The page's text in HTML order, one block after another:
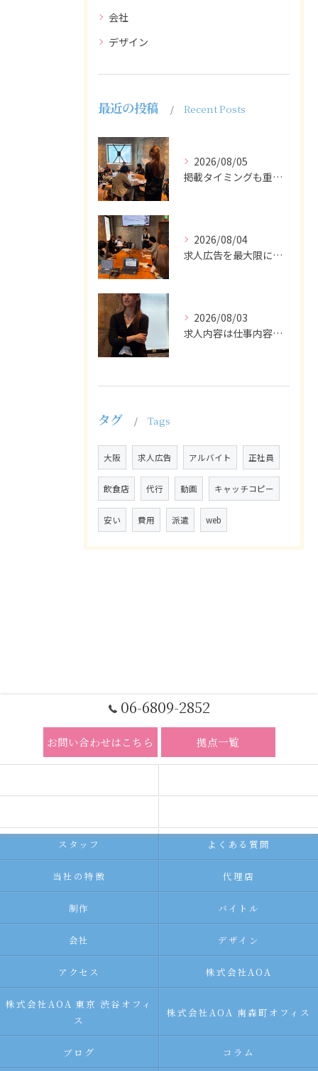
会社
デザイン
最近の投稿 Recent Posts
2026/08/05
掲載タイミングも重要で、業界動向や求職者の活動時期に合わせて...
2026/08/04
求人広告を最大限に活用するためには、ターゲット設定の精度を高...
2026/08/03
求人内容は仕事内容や条件を具体的かつわかりやすく記載し、応募...
タグ Tags
大阪 求人広告 アルバイト 正社員
飲食店 代行 動画 キャッチコピー
安い 費用 派遣 web
06-6809-2852
お問い合わせはこちら 拠点一覧
スタッフ よくある質問
当社の特徴 代理店
制作 バイトル
会社 デザイン
アクセス 株式会社AOA
株式会社AOA 東京 渋谷オフィ
ス
株式会社AOA 南森町オフィス
ブログ コラム